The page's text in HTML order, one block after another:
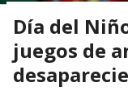
Día del
juegos de